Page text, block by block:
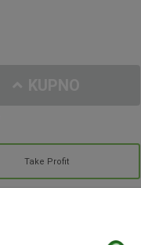
Take Profit